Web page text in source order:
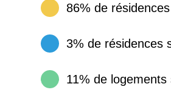
86% de
3% de résidences
11% de logements